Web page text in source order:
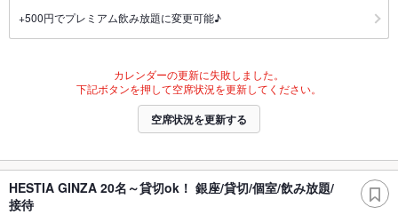
+500円でプレミアム飲み放題に変更可能♪
カレンダーの更新に失敗しました。
下記ボタンを押して空席状況を更新してください。
空席状況を更新する
HESTIA GINZA 20名～貸切ok！ 銀座/貸切/個室/飲み放題/
接待